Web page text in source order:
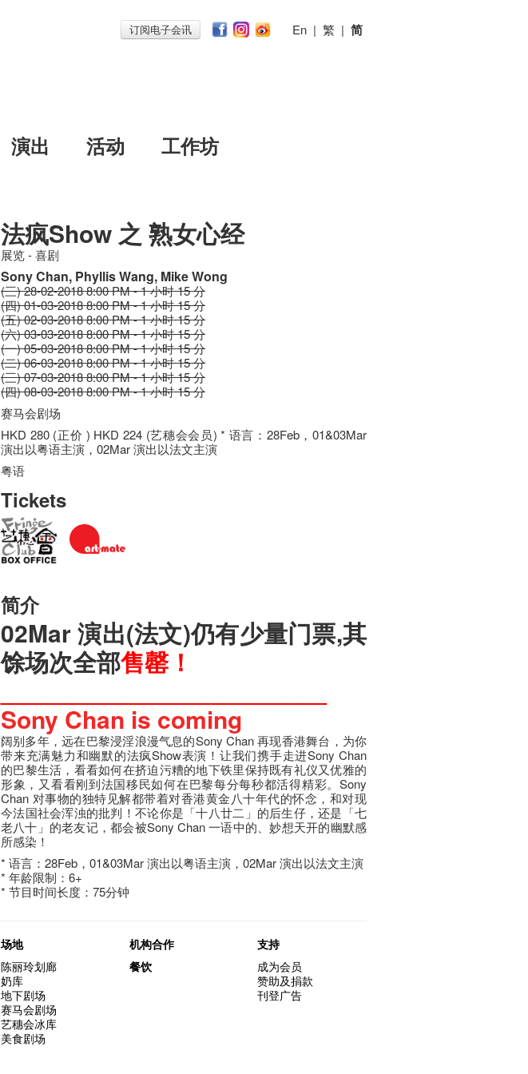
订阅电子会讯 En | 繁 | 简
演出 活动
工作坊
法疯Show 之 熟女心经
展览 - 喜剧
Sony Chan, Phyllis Wang, Mike Wong
(三) 28-02-2018 8:00 PM - 1 小时 15 分
(四) 01-03-2018 8:00 PM - 1 小时 15 分
(五) 02-03-2018 8:00 PM - 1 小时 15 分
(六) 03-03-2018 8:00 PM - 1 小时 15 分
(一) 05-03-2018 8:00 PM - 1 小时 15 分
(二) 06-03-2018 8:00 PM - 1 小时 15 分
(三) 07-03-2018 8:00 PM - 1 小时 15 分
(四) 08-03-2018 8:00 PM - 1 小时 15 分
赛马会剧场
HKD 280 (正价 ) HKD 224 (艺穗会会员) * 语言：28Feb，01&03Mar
演出以粤语主演，02Mar 演出以法文主演
粤语
Tickets
简介
02Mar 演出(法文)仍有少量门票,其
馀场次全部售罄！
Sony Chan is coming
阔别多年，远在巴黎浸淫浪漫气息的Sony Chan 再现香港舞台，为你
带来充满魅力和幽默的法疯Show表演！让我们携手走进Sony Chan
的巴黎生活，看看如何在挤迫污糟的地下铁里保持既有礼仪又优雅的
形象，又看看刚到法国移民如何在巴黎每分每秒都活得精彩。Sony
Chan 对事物的独特见解都带着对香港黄金八十年代的怀念，和对现
今法国社会浑浊的批判！不论你是「十八廿二」的后生仔，还是「七
老八十」的老友记，都会被Sony Chan 一语中的、妙想天开的幽默感
所感染！
* 语言：28Feb，01&03Mar 演出以粤语主演，02Mar 演出以法文主演
* 年龄限制：6+
* 节目时间长度：75分钟
场地
陈丽玲划廊
奶库
地下剧场
赛马会剧场
艺穗会冰库
美食剧场
机构合作
餐饮
支持
成为会员
赞助及捐款
刊登广告